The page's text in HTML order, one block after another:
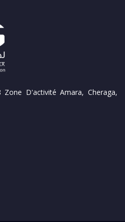
D'activité Amara, Cheraga,